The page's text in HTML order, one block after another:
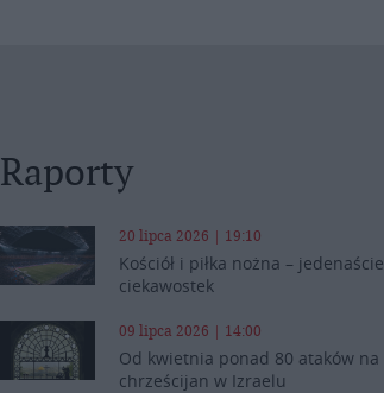
Raporty
20 lipca 2026 | 19:10
Kościół i piłka nożna – jedenaście
ciekawostek
09 lipca 2026 | 14:00
Od kwietnia ponad 80 ataków na
chrześcijan w Izraelu